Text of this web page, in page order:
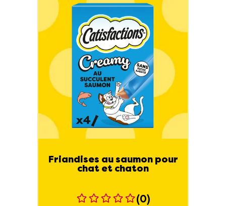
Friandises au saumon pour
chat et chaton
(0)